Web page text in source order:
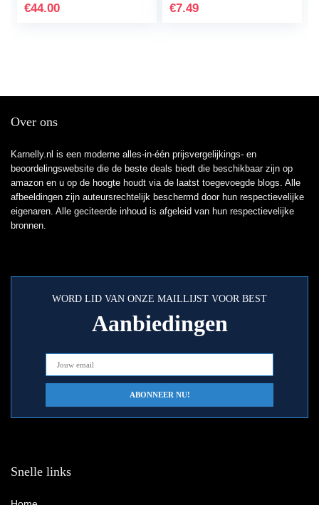
€44.00 €7.49
Over ons
Karnelly.nl is een moderne alles-in-één prijsvergelijkings- en
beoordelingswebsite die de beste deals biedt die beschikbaar zijn op
amazon en u op de hoogte houdt via de laatst toegevoegde blogs. Alle
afbeeldingen zijn auteursrechtelijk beschermd door hun respectievelijke
eigenaren. Alle geciteerde inhoud is afgeleid van hun respectievelijke
bronnen.
WORD LID VAN ONZE MAILLIJST VOOR BEST
Aanbiedingen
Snelle links